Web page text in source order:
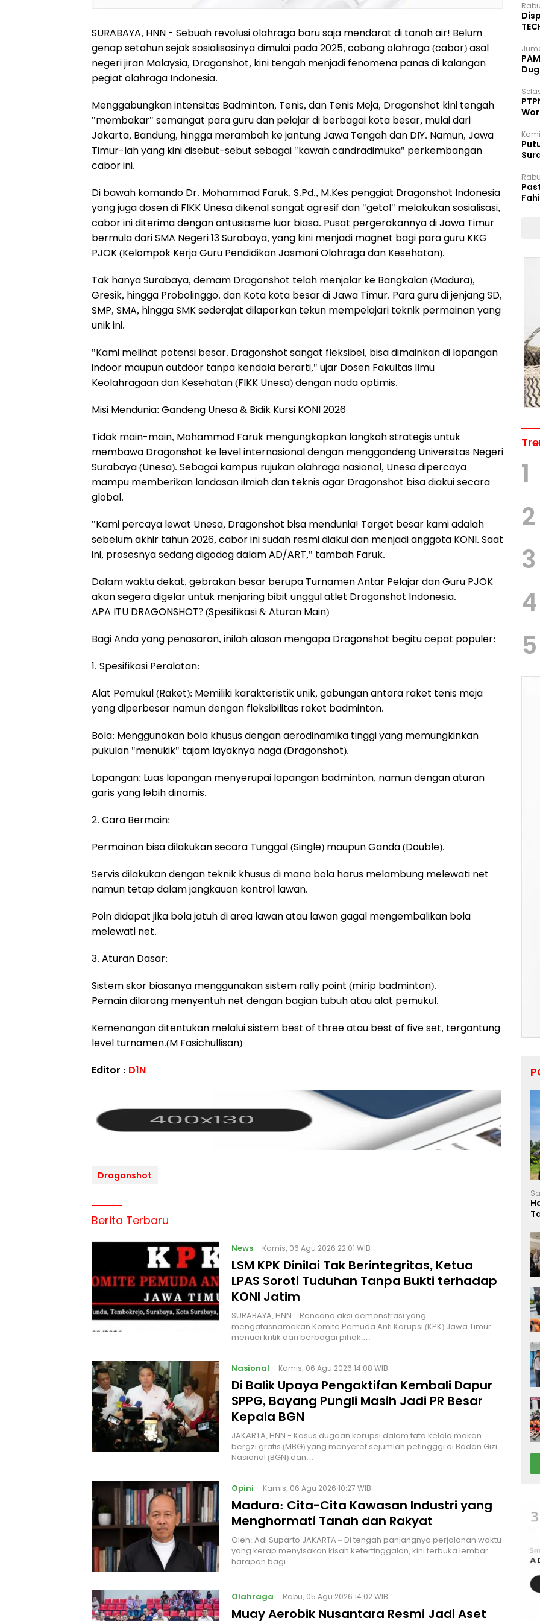
SURABAYA, HNN - Sebuah revolusi olahraga baru saja mendarat di tanah air! Belum
genap setahun sejak sosialisasinya dimulai pada 2025, cabang olahraga (cabor) asal
negeri jiran Malaysia, Dragonshot, kini tengah menjadi fenomena panas di kalangan
pegiat olahraga Indonesia.
Menggabungkan intensitas Badminton, Tenis, dan Tenis Meja, Dragonshot kini tengah
"membakar" semangat para guru dan pelajar di berbagai kota besar, mulai dari
Jakarta, Bandung, hingga merambah ke jantung Jawa Tengah dan DIY. Namun, Jawa
Timur-lah yang kini disebut-sebut sebagai "kawah candradimuka" perkembangan
cabor ini.
Di bawah komando Dr. Mohammad Faruk, S.Pd., M.Kes penggiat Dragonshot Indonesia
yang juga dosen di FIKK Unesa dikenal sangat agresif dan "getol" melakukan sosialisasi,
cabor ini diterima dengan antusiasme luar biasa. Pusat pergerakannya di Jawa Timur
bermula dari SMA Negeri 13 Surabaya, yang kini menjadi magnet bagi para guru KKG
PJOK (Kelompok Kerja Guru Pendidikan Jasmani Olahraga dan Kesehatan).
Tak hanya Surabaya, demam Dragonshot telah menjalar ke Bangkalan (Madura),
Gresik, hingga Probolinggo. dan Kota kota besar di Jawa Timur. Para guru di jenjang SD,
SMP, SMA, hingga SMK sederajat dilaporkan tekun mempelajari teknik permainan yang
unik ini.
"Kami melihat potensi besar. Dragonshot sangat fleksibel, bisa dimainkan di lapangan
indoor maupun outdoor tanpa kendala berarti," ujar Dosen Fakultas Ilmu
Keolahragaan dan Kesehatan (FIKK Unesa) dengan nada optimis.
Misi Mendunia: Gandeng Unesa & Bidik Kursi KONI 2026
Tidak main-main, Mohammad Faruk mengungkapkan langkah strategis untuk
membawa Dragonshot ke level internasional dengan menggandeng Universitas Negeri
Surabaya (Unesa). Sebagai kampus rujukan olahraga nasional, Unesa dipercaya
mampu memberikan landasan ilmiah dan teknis agar Dragonshot bisa diakui secara
global.
"Kami percaya lewat Unesa, Dragonshot bisa mendunia! Target besar kami adalah
sebelum akhir tahun 2026, cabor ini sudah resmi diakui dan menjadi anggota KONI. Saat
ini, prosesnya sedang digodog dalam AD/ART," tambah Faruk.
Dalam waktu dekat, gebrakan besar berupa Turnamen Antar Pelajar dan Guru PJOK
akan segera digelar untuk menjaring bibit unggul atlet Dragonshot Indonesia.
APA ITU DRAGONSHOT? (Spesifikasi & Aturan Main)
Bagi Anda yang penasaran, inilah alasan mengapa Dragonshot begitu cepat populer:
1. Spesifikasi Peralatan:
Alat Pemukul (Raket): Memiliki karakteristik unik, gabungan antara raket tenis meja
yang diperbesar namun dengan fleksibilitas raket badminton.
Bola: Menggunakan bola khusus dengan aerodinamika tinggi yang memungkinkan
pukulan "menukik" tajam layaknya naga (Dragonshot).
Lapangan: Luas lapangan menyerupai lapangan badminton, namun dengan aturan
garis yang lebih dinamis.
2. Cara Bermain:
Permainan bisa dilakukan secara Tunggal (Single) maupun Ganda (Double).
Servis dilakukan dengan teknik khusus di mana bola harus melambung melewati net
namun tetap dalam jangkauan kontrol lawan.
Poin didapat jika bola jatuh di area lawan atau lawan gagal mengembalikan bola
melewati net.
3. Aturan Dasar:
Sistem skor biasanya menggunakan sistem rally point (mirip badminton).
Pemain dilarang menyentuh net dengan bagian tubuh atau alat pemukul.
Kemenangan ditentukan melalui sistem best of three atau best of five set, tergantung
level turnamen.(M Fasichullisan)
Editor : D1N
Dragonshot
Berita Terbaru
News Kamis, 06 Agu 2026 22:01 WIB
LSM KPK Dinilai Tak Berintegritas, Ketua
LPAS Soroti Tuduhan Tanpa Bukti terhadap
KONI Jatim
SURABAYA, HNN – Rencana aksi demonstrasi yang
mengatasnamakan Komite Pemuda Anti Korupsi (KPK) Jawa Timur
menuai kritik dari berbagai pihak.…
Nasional Kamis, 06 Agu 2026 14:08 WIB
Di Balik Upaya Pengaktifan Kembali Dapur
SPPG, Bayang Pungli Masih Jadi PR Besar
Kepala BGN
JAKARTA, HNN - Kasus dugaan korupsi dalam tata kelola makan
bergzi gratis (MBG) yang menyeret sejumlah petingggi di Badan Gizi
Nasional (BGN) dan…
Opini Kamis, 06 Agu 2026 10:27 WIB
Madura: Cita-Cita Kawasan Industri yang
Menghormati Tanah dan Rakyat
Oleh: Adi Suparto JAKARTA – Di tengah panjangnya perjalanan waktu
yang kerap menyisakan kisah ketertinggalan, kini terbuka lembar
harapan bagi…
Olahraga Rabu, 05 Agu 2026 14:02 WIB
Muay Aerobik Nusantara Resmi Jadi Aset
1
2
3
4
5